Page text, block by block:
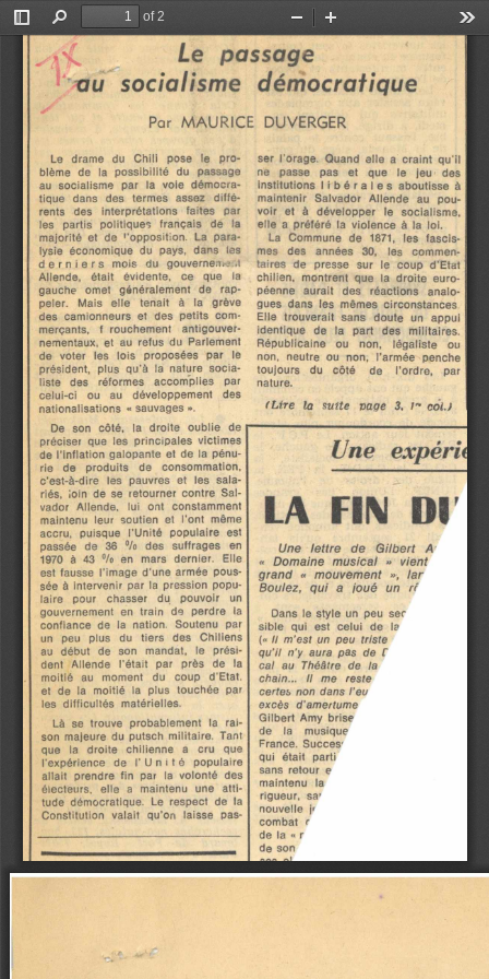
Toggle
Sidebar
Find
of 2
Zoom
Le  passage
au  socialisme  démocratique
Par  MAURICE  DUVERGER
Le   drame   du    Chili    pose    le    pro­
blème   de   la   possibilité   du   passage
au   socialisme   par   la   voie   démocra­
tique    dans   des   termes   assez    diffé­
rents    des    interprétations    faites    par
les    partis   politiques    français    de    la
majorité   et   de   ''opposition.   La   para­
lysie   économique   du   pays,   dans   les
derniers
   mois    du    gouvernent,,t
Allende,    était    évidente,    ce    que    la
gauche    omet    généralement   de    rap­
peler.    Mais    elle    tenait    à    la    grève
des   camionneurs   et   des   petits   com­
merçants,    f   rouchement     antigouver­
nementaux,  et  au  refus  du   Parlement
de   voter   les   lois    proposées   par    le
président,   plus   qu’à   la   nature   socia­
liste    des    réformes    accomplies    par
celui-ci    ou    au    développement    des
nationalisations  «  sauvages  ■>.
De   son   côté,    la   droite   oublie   de
préciser   que   les   principales  victimes
de  l ’ inflation  galopante  et  de  la  pénu­
rie    de    produits    de    consommation,
c’est-à-dire   les   pauvres   et   les   sala­
riés,   loin  de  se  retourner  contre  Sal­
vador   Allende,    lui   ont   constamment
maintenu   leur   soutien   et   l'ont   même
accru,   puisque   l’ Unité   populaire   est
passée   de   36   %    des   suffrages    en
1970   à   43   °/o   en   mars   dernier.    Elle
est  fausse  l'image  d'une  armée  pous­
sée  à  intervenir  par  la  pression  popu­
laire    pour    chasser    du    pouvoir    un
gouvernement   en   train   de   perdre   la
confiance   de   la   nation.   Soutenu   par
un    peu    plus    du    tiers   des    Chiliens
au   début   de   son    mandat,    le   prési­
dent   Allende    l'était   par   près   de   la
moitié   au    moment    du    coup    d'Etat,
et   de   la   moitié   la   plus   touchée   par
les   difficultés   matérielles.
Là   se   trouve   probablement   la   rai­
son  majeure  du  putsch  militaire.   Tant
que    la    droite    chilienne    a    cru    que
l’expérience   de    I'  U  n  i  t é    populaire
allait   prendre  fin   par   la   volonté   des
électeurs,    elle   a   maintenu   une   atti­
tude  démocratique.   Le  respect   de   la
Constitution   valait   qu’on   laisse   pas­
ser  l ’orage.   Quand  elle  a  craint  qu’ il
ne    passe    pas    et    que    le    jeu    des
institutions libérales
   aboutisse  à
maintenir   Salvador   Allende   au   pou­
voir   et   à   développer    le   socialisme,
elle  a  préféré  la  violence  à  la  loi.
La   Commune   de   1871,    les   fascis­
mes    des    années   30,     les    commen­
taires   de   presse   sur   le   coup   d’Etat
chilien,   montrent   que   la   droite   euro­
péenne    aurait    des    réactions    analo­
gues  dans  les  mêmes  circonstances
Elle   trouverait   sans   doute   un   appui
identique   de   la    part    des    militaires.
Républicaine    ou     non,     légaliste    ou
non,   neutre   ou   non,   l’armée   penche
toujours    du    côté
de
l'ordre,     par
nature.
( tir e    la   suite   m g e   3.
  /»
col.)
Une  expérit
LA  FIIM  DI
Une  lettre  de  Gilbert  A
«  Domaine  musical  »  vient
grand  «  mouvement  »,  lar
Boulez,  qui  a  joué  un  ri
Dans  le  style  un  peu  sec
sible   qui   est   celui   de   la
(« Il  m’est un  peu  triste
qu’il  n'y  aura  pas  de
  f
cal  au  Théâtre  de  la
Chain...  Il  me  reste
certes non dans l’eu
excès  d'amertume
Gilbert  Amy  brise
de     la
musique
France.  Succès’
qui   était   parti
sans  retour  e
maintenu   la
rigueur,   sa·
nouvelle  j<
combat   r
de  la  «  r
de  son